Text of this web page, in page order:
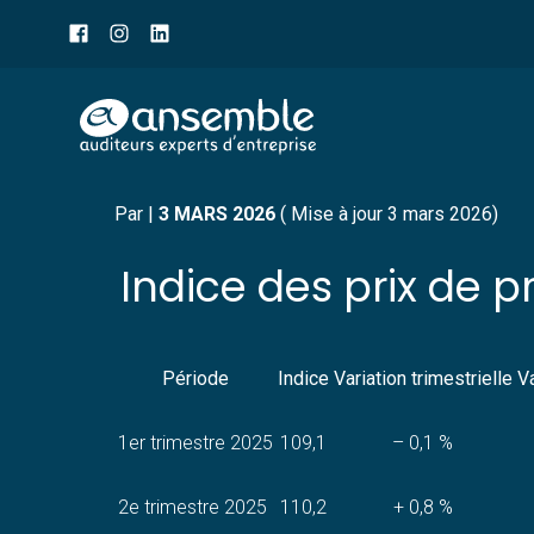
header
Aller
au
INDICE DES PRIX DE
Par | 3 MARS 2026( Mise à jour 3 mars 2026)
Indice des prix de
Période Indice Variation trimestrielle
1er trimestre 2025 109,1 – 0,1 %
2e trimestre 2025 110,2 + 0,8 %